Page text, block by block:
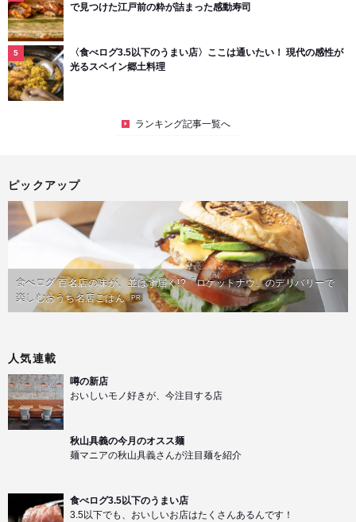
で見つけた江戸前の粋が詰まった感動寿司
〈食べログ3.5以下のうまい店〉ここは通いたい！ 現代の感性が
光るスペイン郷土料理
ランキング記事一覧へ
ピックアップ
食べログ 百名店の味が、並ばず届く!?「ロケットナウ」のデリバリーで
楽しむおうち名店ごはん PR
人気連載
噂の新店
おいしいモノ好きが、今注目する店
秋山具義の今月のオスス麺
麺マニアの秋山具義さんが注目麺を紹介
食べログ3.5以下のうまい店
3.5以下でも、おいしいお店はたくさんあるんです！